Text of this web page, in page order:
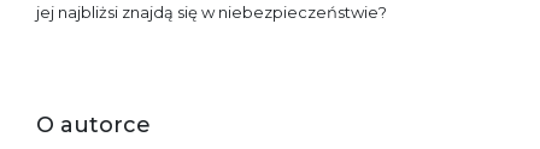
jej najbliżsi znajdą się w niebezpieczeństwie?
O autorce